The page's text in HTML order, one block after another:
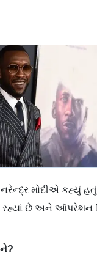
નરેન્દ્ર મોદીએ
છે અને ઑપરેશન